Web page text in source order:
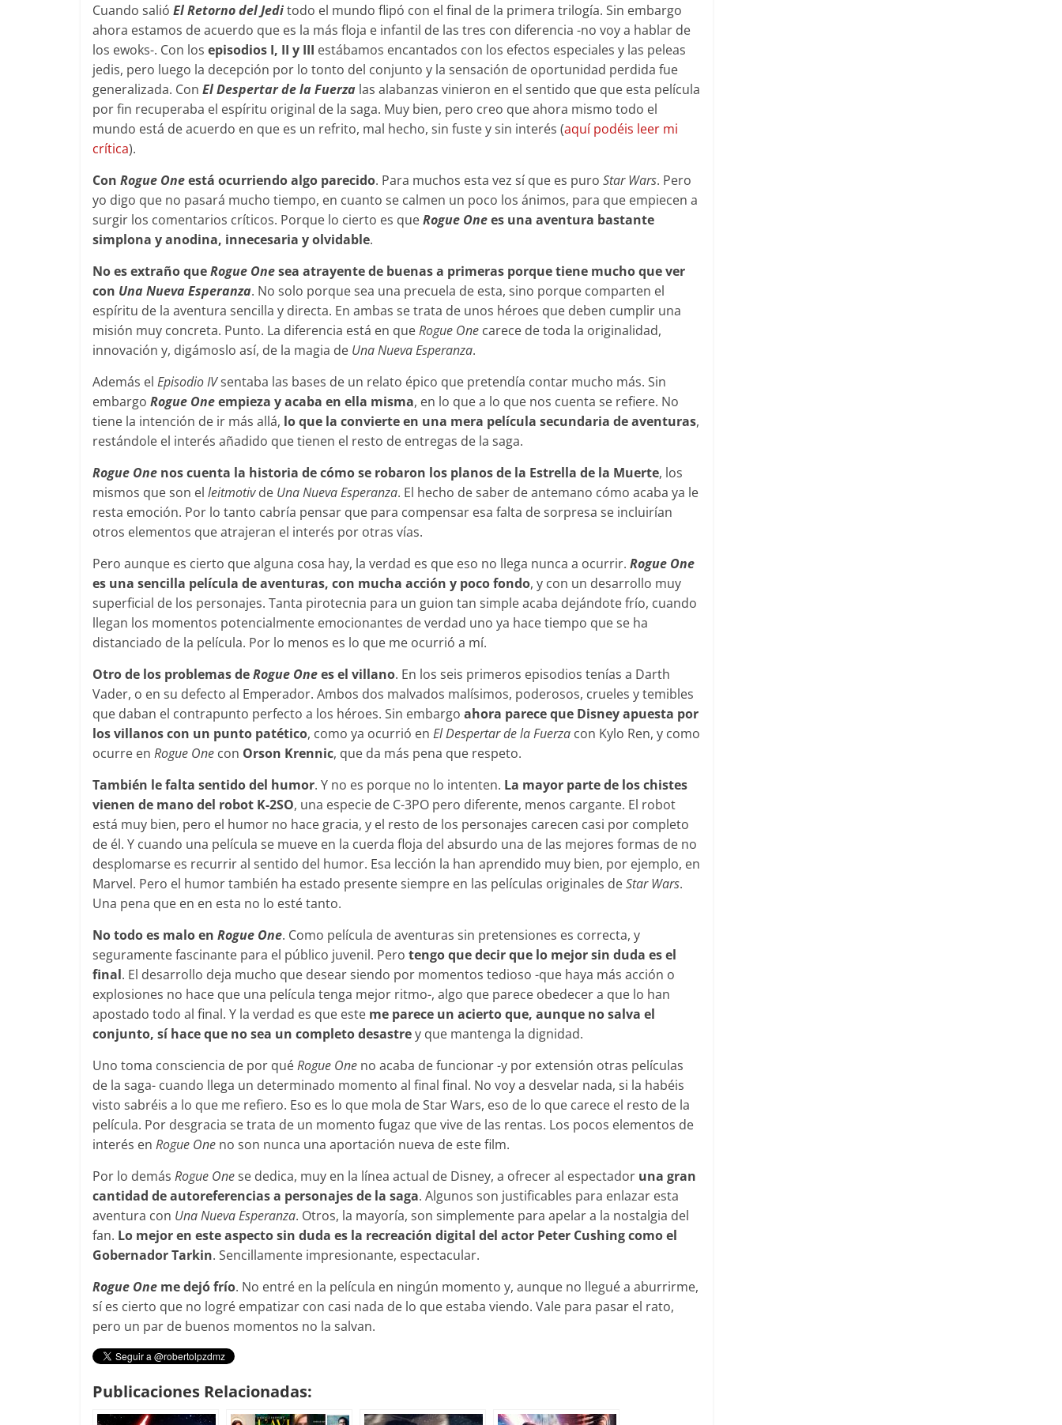
Cuando salió El Retorno del Jeditodo el mundo flipó con el final de la primera trilogía. Sin embargo
ahora estamos de acuerdo que es la más floja e infantil de las tres con diferencia -no voy a hablar de
los ewoks-. Con los episodios I, II y III estábamos encantados con los efectos especiales y las peleas
jedis, pero luego la decepción por lo tonto del conjunto y la sensación de oportunidad perdida fue
generalizada. Con El Despertar de la Fuerza las alabanzas vinieron en el sentido que que esta película
por fin recuperaba el espíritu original de la saga. Muy bien, pero creo que ahora mismo todo el
mundo está de acuerdo en que es un refrito, mal hecho, sin fuste y sin interés (aquí podéis leer mi
crítica).
Con Rogue Oneestá ocurriendo algo parecido. Para muchos esta vez sí que es puro Star Wars. Pero
yo digo que no pasará mucho tiempo, en cuanto se calmen un poco los ánimos, para que empiecen a
surgir los comentarios críticos. Porque lo cierto es queRogue Onees una aventura bastante
simplona y anodina, innecesaria y olvidable.
No es extraño queRogue Onesea atrayente de buenas a primeras porque tiene mucho que ver
con Una Nueva Esperanza. No solo porque sea una precuela de esta, sino porque comparten el
espíritu de la aventura sencilla y directa. En ambas se trata de unos héroes que deben cumplir una
misión muy concreta. Punto. La diferencia está en queRogue One carece de toda la originalidad,
innovación y, digámoslo así, de la magia de Una Nueva Esperanza.
Además el Episodio IVsentaba las bases de un relato épico que pretendía contar mucho más. Sin
embargo Rogue Oneempieza y acaba en ella misma, en lo que a lo que nos cuenta se refiere. No
tiene la intención de ir más allá, lo que la convierte en una mera película secundaria de aventuras,
restándole el interés añadido que tienen el resto de entregas de la saga.
Rogue One nos cuenta la historia de cómo se robaron los planos de la Estrella de la Muerte, los
mismos que son el leitmotivde Una Nueva Esperanza. El hecho de saber de antemano cómo acaba ya le
resta emoción. Por lo tanto cabría pensar que para compensar esa falta de sorpresa se incluirían
otros elementos que atrajeran el interés por otras vías.
Pero aunque es cierto que alguna cosa hay, la verdad es que eso no llega nunca a ocurrir. Rogue One
es una sencilla película de aventuras, con mucha acción y poco fondo, y con un desarrollo muy
superficial de los personajes. Tanta pirotecnia para un guion tan simple acaba dejándote frío, cuando
llegan los momentos potencialmente emocionantes de verdad uno ya hace tiempo que se ha
distanciado de la película. Por lo menos es lo que me ocurrió a mí.
Otro de los problemas deRogue Onees el villano. En los seis primeros episodios tenías a Darth
Vader, o en su defecto al Emperador. Ambos dos malvados malísimos, poderosos, crueles y temibles
que daban el contrapunto perfecto a los héroes. Sin embargo ahora parece que Disney apuesta por
los villanos con un punto patético, como ya ocurrió en El Despertar de la Fuerza con Kylo Ren, y como
ocurre en Rogue One con Orson Krennic, que da más pena que respeto.
También le falta sentido del humor. Y no es porque no lo intenten. La mayor parte de los chistes
vienen de mano del robot K-2SO, una especie de C-3PO pero diferente, menos cargante. El robot
está muy bien, pero el humor no hace gracia, y el resto de los personajes carecen casi por completo
de él. Y cuando una película se mueve en la cuerda floja del absurdo una de las mejores formas de no
desplomarse es recurrir al sentido del humor. Esa lección la han aprendido muy bien, por ejemplo, en
Marvel. Pero el humor también ha estado presente siempre en las películas originales deStar Wars.
Una pena que en en esta no lo esté tanto.
No todo es malo en Rogue One. Como película de aventuras sin pretensiones es correcta, y
seguramente fascinante para el público juvenil. Pero tengo que decir que lo mejor sin duda es el
final. El desarrollo deja mucho que desear siendo por momentos tedioso -que haya más acción o
explosiones no hace que una película tenga mejor ritmo-, algo que parece obedecer a que lo han
apostado todo al final. Y la verdad es que este me parece un acierto que, aunque no salva el
conjunto, sí hace que no sea un completo desastrey que mantenga la dignidad.
Uno toma consciencia de por quéRogue One no acaba de funcionar -y por extensión otras películas
de la saga- cuando llega un determinado momento al final final. No voy a desvelar nada, si la habéis
visto sabréis a lo que me refiero. Eso es lo que mola de Star Wars, eso de lo que carece el resto de la
película. Por desgracia se trata de un momento fugaz que vive de las rentas. Los pocos elementos de
interés en Rogue One no son nunca una aportación nueva de este film.
Por lo demás Rogue Onese dedica, muy en la línea actual de Disney, a ofrecer al espectador una gran
cantidad de autoreferencias a personajes de la saga. Algunos son justificables para enlazar esta
aventura con Una Nueva Esperanza. Otros, la mayoría, son simplemente para apelar a la nostalgia del
fan. Lo mejor en este aspecto sin duda es la recreación digital del actor Peter Cushing como el
Gobernador Tarkin. Sencillamente impresionante, espectacular.
Rogue One me dejó frío. No entré en la película en ningún momento y, aunque no llegué a aburrirme,
sí es cierto que no logré empatizar con casi nada de lo que estaba viendo. Vale para pasar el rato,
pero un par de buenos momentos no la salvan.
Publicaciones Relacionadas: